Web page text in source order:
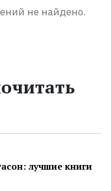
не найдено.
лучшие книги